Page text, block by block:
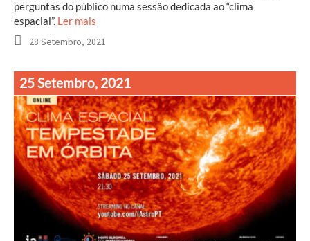
perguntas do público numa sessão dedicada ao “clima
espacial”. Ler mais
28 Setembro, 2021
25 Setembro, 2021